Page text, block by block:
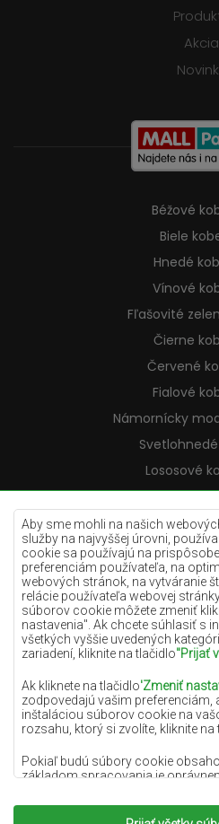
Aby sme mohli na našich
služby na najvyššej úrovni,
cookie sa používajú na
preferenciám používateľa, na
webových stránok, na vytváranie
relácie používateľa webovej
súborov cookie môžete zmeniť
nastavenia". Ak chcete súhlasiť s
všetkých vyššie uvedených
zariadení, kliknite na tlačidlo"Prijať
Ak kliknete na tlačidlo'Zmeniť
zodpovedajú vašim preferenciám,
inštaláciou súborov cookie na
rozsahu, ktorý si zvolíte, kliknite na
Pokiaľ budú súbory cookie
základom spracovania je
podobe poskytovania
webovej stránke a
Akcia
Béžové
Biele
Hnedé
Vínové
Fľašovité
Čierne
Červené
Fialové
Námornícky
Lososové
Krémové
Lilac
Žlté
Mätové
Modré
Oranžové
Ružové
Šedé
Terakotové
Zelené
Zlaté